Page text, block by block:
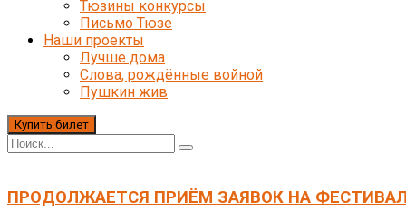
Тюзины конкурсы
Письмо Тюзе
Наши проекты
Лучше дома
Слова, рождённые войной
Пушкин жив
Купить билет
ПРОДОЛЖАЕТСЯ ПРИЁМ ЗАЯВОК НА